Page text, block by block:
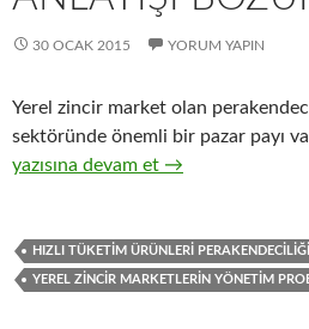
30 OCAK 2015 YORUM YAPIN
Yerel zincir market olan
sektöründe önemli bir pazar payı
23-Yerel zincir market
yazısına devam et →
HIZLI TÜKETIM ÜRÜNLERI
YEREL ZINCIR MARKETLERIN YÖNETIM